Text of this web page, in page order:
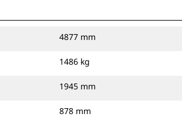
4877 mm
1486 kg
1945 mm
878 mm